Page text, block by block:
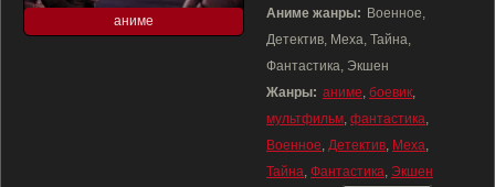
аниме
Аниме жанры: Военное,
Детектив, Меха, Тайна,
Фантастика, Экшен
Жанры: аниме, боевик,
мультфильм, фантастика,
Военное, Детектив, Меха,
Тайна, Фантастика, Экшен